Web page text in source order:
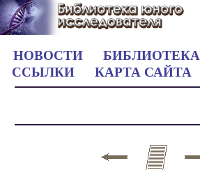
НОВОСТИ БИБЛИОТЕКА
ССЫЛКИ
КАРТА САЙТА